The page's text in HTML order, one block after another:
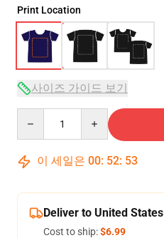
Print Location
사이즈 가이드 보기
이 세일은 00: 52: 53
Deliver to United States
Cost to ship:$6.99